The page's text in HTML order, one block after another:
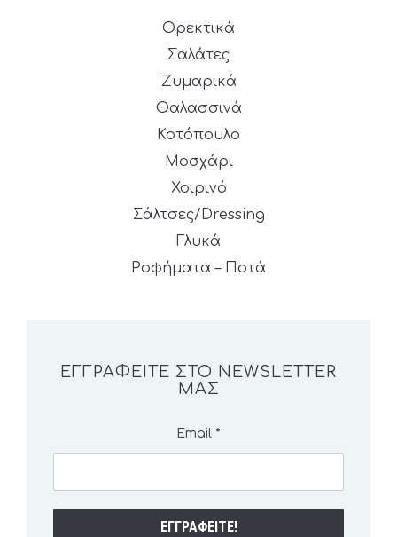
Ορεκτικά
Σαλάτες
Ζυμαρικά
Θαλασσινά
Κοτόπουλο
Μοσχάρι
Χοιρινό
Σάλτσες/Dressing
Γλυκά
Ροφήματα – Ποτά
ΕΓΓΡΑΦΕΊΤΕ ΣΤΟ NEWSLETTER
ΜΑΣ
Email *